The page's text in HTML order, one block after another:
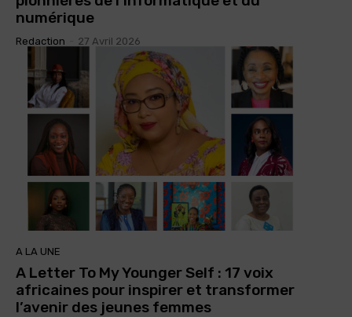
numérique
Redaction 27 Avril 2026
A LA UNE
A Letter To My Younger Self : 17 voix
africaines pour inspirer et transformer
l’avenir des jeunes femmes